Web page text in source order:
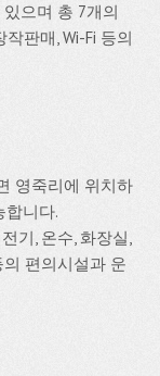
으며 총 7개의
판매, Wi-Fi 등의
영죽리에 위치하
합니다.
기, 온수, 화장실,
의 편의시설과 운